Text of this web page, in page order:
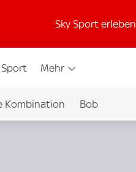
Sky Sport erleben
Mehr
Kombination Bob